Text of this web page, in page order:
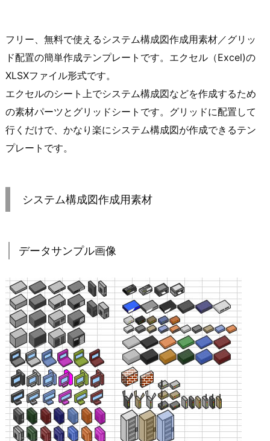
フリー、無料で使えるシステム構成図作成用素材／グリッ
ド配置の簡単作成テンプレートです。エクセル（Excel)の
XLSXファイル形式です。
エクセルのシート上でシステム構成図などを作成するため
の素材パーツとグリッドシートです。グリッドに配置して
行くだけで、かなり楽にシステム構成図が作成できるテン
プレートです。
システム構成図作成用素材
データサンプル画像